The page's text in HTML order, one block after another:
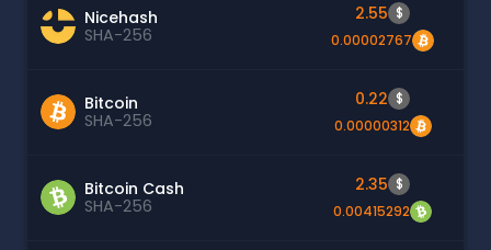
Nicehash
SHA-256
2.55 $
0.00002767
Bitcoin
SHA-256
0.22 $
0.00000312
Bitcoin Cash
SHA-256
2.35 $
0.00415292